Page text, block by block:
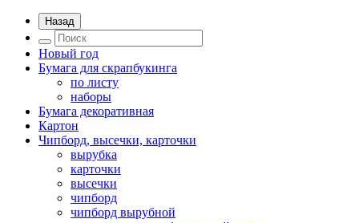
Назад
Новый год
Бумага для скрапбукинга
по листу
наборы
Бумага декоративная
Картон
Чипборд, высечки, карточки
вырубка
карточки
высечки
чипборд
чипборд вырубной